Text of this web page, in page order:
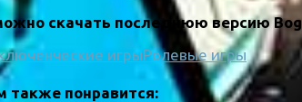
скачать последнюю версию
игрыРолевые игры
также понравится: